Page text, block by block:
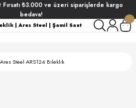
Fırsatı ₺3.000 ve üzeri siparişlerde kargo
bedava!
Ares Steel ARS124 Bileklik